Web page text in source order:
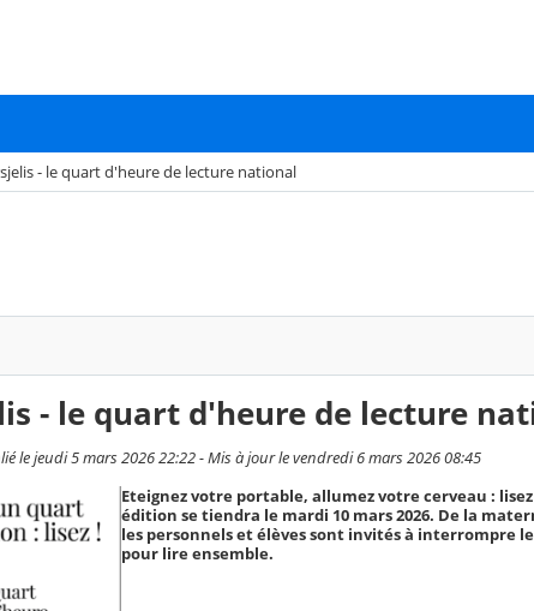
- le quart d'heure de lecture national
- le quart d'heure de lecture
le jeudi 5 mars 2026 22:22 - Mis à jour le vendredi 6 mars 2026 08:45
Eteignez votre portable, allumez votre cerveau :
édition se tiendra le mardi 10 mars 2026. De la
les personnels et élèves sont invités à interrompre
pour lire ensemble.